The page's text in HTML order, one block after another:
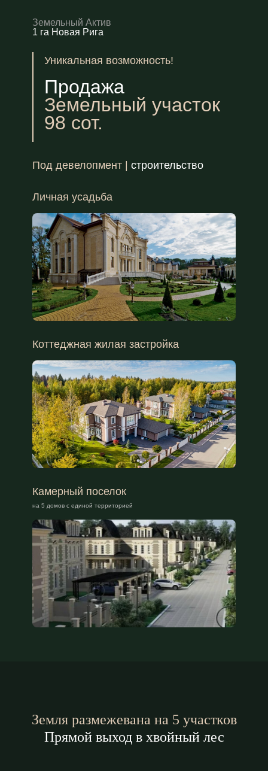
Земельный Актив
1 га Новая Рига
Уникальная возможность!
Под девелопмент | строительство
Личная усадьба
Продажа
Земельный участок
98 сот.
Коттеджная жилая застройка
Камерный поселок
на 5 домов с единой территорией
Земля размежевана на 5 участков
Прямой выход в хвойный лес